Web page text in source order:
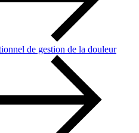
de gestion de la douleur